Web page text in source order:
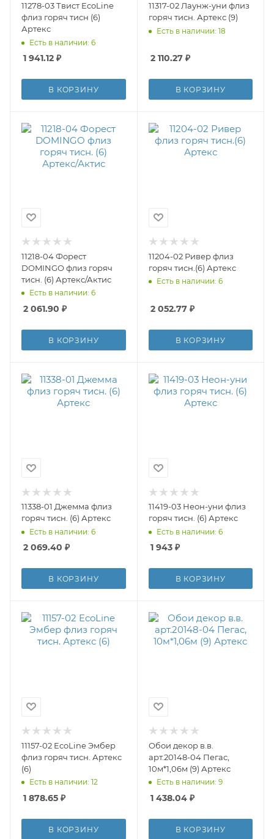
11278-03 Твист EcoLine
флиз горяч тисн (6)
Артекс
Есть в наличии: 6
1 941.12 ₽
В КОРЗИНУ
11317-02 Лаунж-уни флиз
горяч тисн. Артекс (9)
Есть в наличии: 18
2 110.27₽
В КОРЗИНУ
11218-04 Форест
DOMINGO флиз горяч
тисн. (6) Артекс/Актис
Есть в наличии: 6
2 061.90 ₽
В КОРЗИНУ
11204-02 Ривер флиз
горяч тисн.(6) Артекс
Есть в наличии: 6
2 052.77₽
В КОРЗИНУ
11338-01 Джемма флиз
горяч тисн. (6) Артекс
Есть в наличии: 6
2 069.40 ₽
В КОРЗИНУ
11419-03 Неон-уни флиз
горяч тисн. (6) Артекс
Есть в наличии: 6
1 943₽
В КОРЗИНУ
11157-02 EcoLine Эмбер
флиз горяч тисн. Артекс
(6)
Есть в наличии: 12
1 878.65 ₽
В КОРЗИНУ
Обои декор в.в.
арт.20148-04 Пегас,
10м*1,06м (9) Артекс
Есть в наличии: 9
1 438.04₽
В КОРЗИНУ